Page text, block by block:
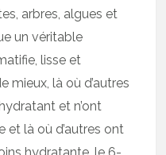
arbres, algues et
un véritable
lisse et
mieux, là où d’autres
et n’ont
là où d’autres ont